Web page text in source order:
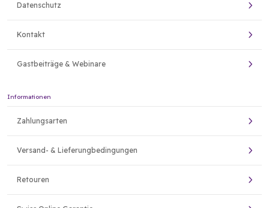
Datenschutz
Kontakt
Gastbeiträge & Webinare
Informationen
Zahlungsarten
Versand- & Lieferungbedingungen
Retouren